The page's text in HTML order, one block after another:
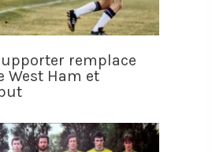
remplace
West Ham et